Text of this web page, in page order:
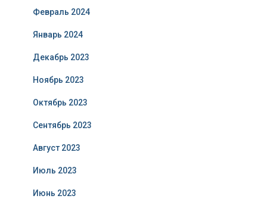
Февраль 2024
Январь 2024
Декабрь 2023
Ноябрь 2023
Октябрь 2023
Сентябрь 2023
Август 2023
Июль 2023
Июнь 2023